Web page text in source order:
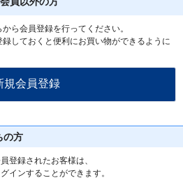
ら会員登録を行ってください。
しておくと便利にお買い物ができるように
の方
登録されたお客様は、
インすることができます。